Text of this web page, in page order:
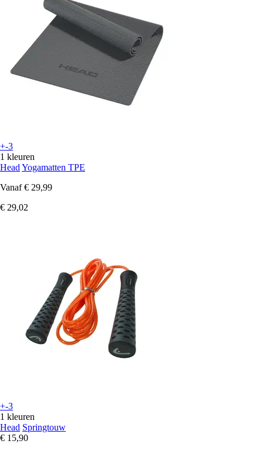
+-3
1 kleuren
Head Yogamatten TPE
Vanaf € 29,99
€ 29,02
+-3
1 kleuren
Head Springtouw
€ 15,90